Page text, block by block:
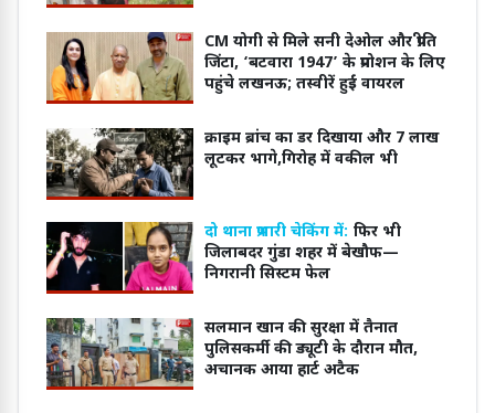
CM योगी से मिले सनी देओल और प्रीति
जिंटा, ‘बटवारा 1947’ के प्रमोशन के लिए
पहुंचे लखनऊ; तस्वीरें हुईं वायरल
क्राइम ब्रांच का डर दिखाया और 7 लाख
लूटकर भागे,गिरोह में वकील भी
दो थाना प्रभारी चेकिंग में: फिर भी
जिलाबदर गुंडा शहर में बेखौफ—
निगरानी सिस्टम फेल
सलमान खान की सुरक्षा में तैनात
पुलिसकर्मी की ड्यूटी के दौरान मौत,
अचानक आया हार्ट अटैक